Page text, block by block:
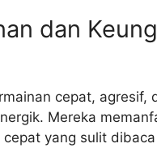
dan
cepat, agresif,
Mereka
yang sulit